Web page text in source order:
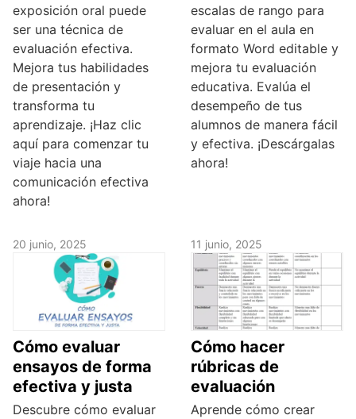
exposición oral puede
ser una técnica de
evaluación efectiva.
Mejora tus habilidades
de presentación y
transforma tu
aprendizaje. ¡Haz clic
aquí para comenzar tu
viaje hacia una
comunicación efectiva
ahora!
escalas de rango para
evaluar en el aula en
formato Word editable y
mejora tu evaluación
educativa. Evalúa el
desempeño de tus
alumnos de manera fácil
y efectiva. ¡Descárgalas
ahora!
20 junio, 2025
Cómo evaluar
ensayos de forma
efectiva y justa
Descubre cómo evaluar
11 junio, 2025
Cómo hacer
rúbricas de
evaluación
Aprende cómo crear